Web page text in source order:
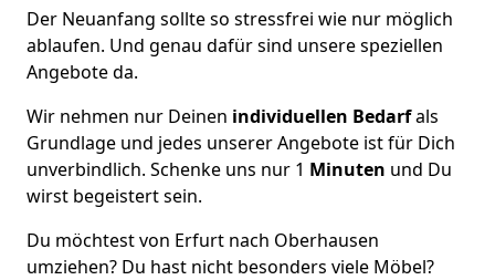
Der Neuanfang sollte so stressfrei wie nur möglich
ablaufen. Und genau dafür sind unsere speziellen
Angebote da.
Wir nehmen nur Deinen individuellen Bedarfals
Grundlage und jedes unserer Angebote ist für Dich
unverbindlich. Schenke uns nur 1 Minuten und Du
wirst begeistert sein.
Du möchtest von Erfurt nach Oberhausen
umziehen? Du hast nicht besonders viele Möbel?